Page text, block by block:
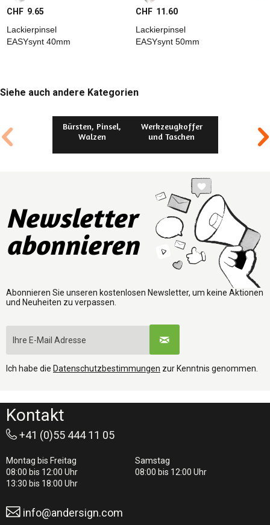
CHF 9.65
Lackierpinsel
EASYsynt 40mm
CHF 11.60
Lackierpinsel
EASYsynt 50mm
Siehe auch andere Kategorien
Bürsten, Pinsel,
Walzen
Werkzeugkoffer
und Taschen
Newsletter
abonnieren
Abonnieren Sie unseren kostenlosen Newsletter, um keine Aktionen
und Neuheiten zu verpassen.
Ich habe die Datenschutzbestimmungen zur Kenntnis genommen.
Kontakt
+41 (0)55 444 11 05
Montag bis Freitag
08:00 bis 12:00 Uhr
13:30 bis 18:00 Uhr
Samstag
08:00 bis 12:00 Uhr
info@andersign.com